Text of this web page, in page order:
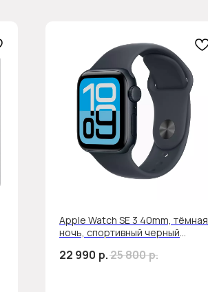
Apple Watch SE 3 40mm, тёмная
ночь, спортивный черный
22 990 р.25 800р.